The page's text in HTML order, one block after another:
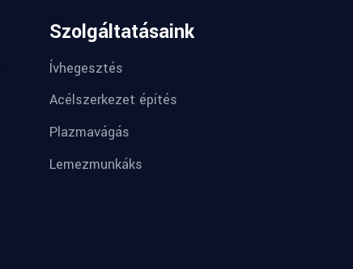
Szolgáltatásaink
Ívhegesztés
Acélszerkezet építés
Plazmavágás
Lemezmunkáks